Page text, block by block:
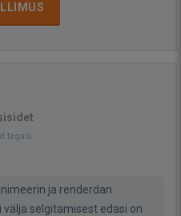
tagasi
ja renderdan
selgitamisest edasi on